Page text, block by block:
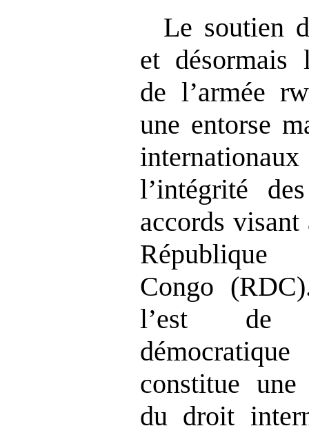
Le soutien
et désormais
de l’armée
une entorse
l’intégrité
accords
République
Congo
l’est de
constitue
du droit